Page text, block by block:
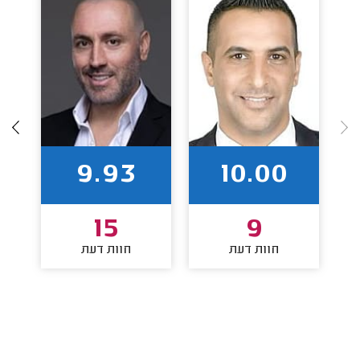
10.00
9
חוות דעת
9.93
15
חוות דעת